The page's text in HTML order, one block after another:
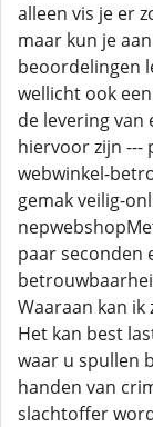
alleen vis je er
maar kun je
beoordelingen
wellicht ook
de levering van
hiervoor zijn ---
webwinkel-
gemak veilig-
paar seconden
Waaraan kan
Het kan best
waar u spullen
handen van
slachtoffer